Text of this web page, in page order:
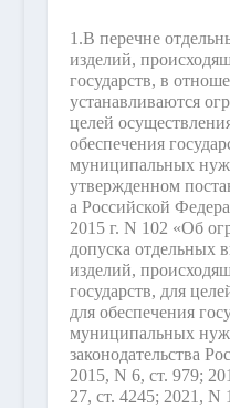
1.В перечне
изделий,
государств, в
устанавливаются
целей
обеспечения
муниципальных
утвержденном
а Российской
2015 г. N 102 «Об
допуска отдельных
изделий,
государств, для
для обеспечения
муниципальных
законодательства
2015, N 6, ст. 979;
27, ст. 4245; 2021, N